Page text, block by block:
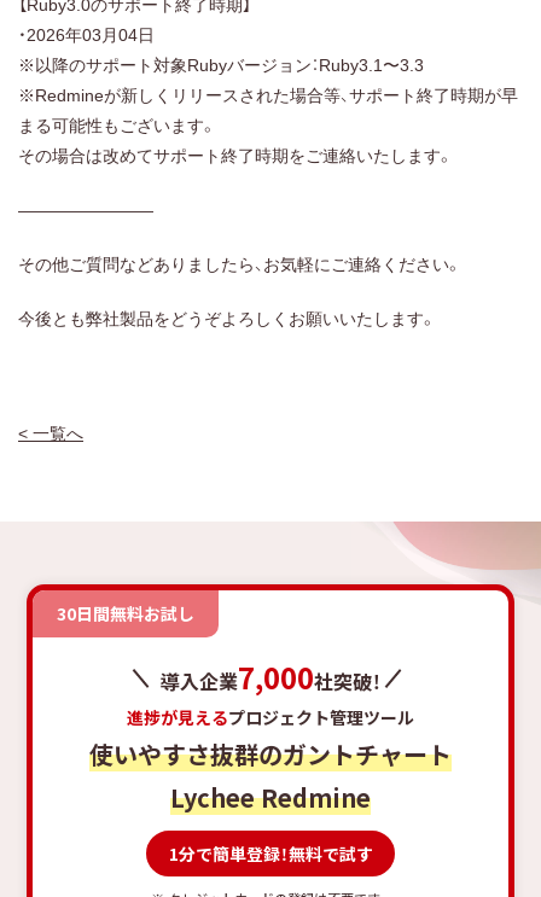
【Ruby3.0のサポート終了時期】
・2026年03月04日
※以降のサポート対象Rubyバージョン：Ruby3.1〜3.3
※Redmineが新しくリリースされた場合等、サポート終了時期が早
まる可能性もございます。
その場合は改めてサポート終了時期をご連絡いたします。
————————
その他ご質問などありましたら、お気軽にご連絡ください。
今後とも弊社製品をどうぞよろしくお願いいたします。
< 一覧へ
30日間無料お試し
導入企業7,000社突破！
進捗が見えるプロジェクト管理ツール
使いやすさ抜群のガントチャート
Lychee Redmine
1分で簡単登録！無料で試す